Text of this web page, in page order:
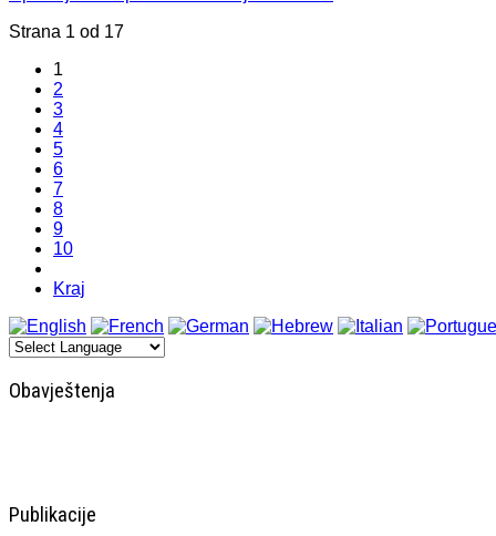
Strana 1 od 17
1
2
3
4
5
6
7
8
9
10
Kraj
Obavještenja
Publikacije